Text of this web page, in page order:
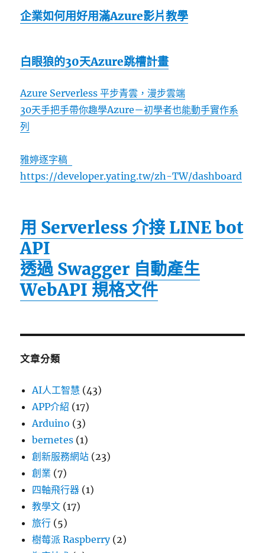
企業如何用好用滿Azure影片教學
白眼狼的30天Azure跳槽計畫
Azure Serverless 平步青雲，漫步雲端
30天手把手帶你趣學Azure－初學者也能動手實作系
列
雅婷逐字稿
https://developer.yating.tw/zh-TW/dashboard
用 Serverless 介接 LINE bot
API
透過 Swagger 自動產生
WebAPI 規格文件
文章分類
AI人工智慧 (43)
APP介紹 (17)
Arduino (3)
bernetes (1)
創新服務網站 (23)
創業 (7)
四軸飛行器 (1)
教學文 (17)
旅行 (5)
樹莓派 Raspberry(2)